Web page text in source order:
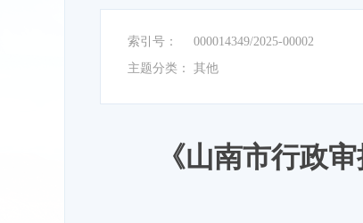
索引号： 000014349/2025-00002
主题分类：
其他
《山南市行政